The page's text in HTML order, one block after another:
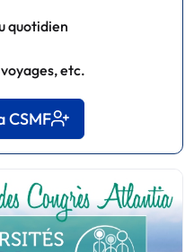
quotidien
etc.
CSMF